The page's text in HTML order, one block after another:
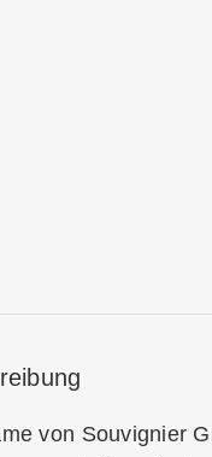
von Souvignier